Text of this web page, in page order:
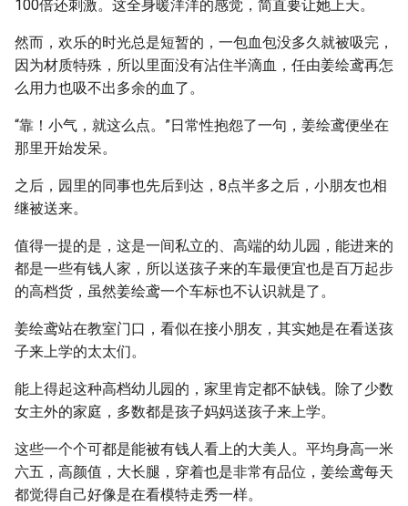
100倍还刺激。这全身暖洋洋的感觉，简直要让她上天。
然而，欢乐的时光总是短暂的，一包血包没多久就被吸完，
因为材质特殊，所以里面没有沾住半滴血，任由姜绘鸢再怎
么用力也吸不出多余的血了。
“靠！小气，就这么点。”日常性抱怨了一句，姜绘鸢便坐在
那里开始发呆。
之后，园里的同事也先后到达，8点半多之后，小朋友也相
继被送来。
值得一提的是，这是一间私立的、高端的幼儿园，能进来的
都是一些有钱人家，所以送孩子来的车最便宜也是百万起步
的高档货，虽然姜绘鸢一个车标也不认识就是了。
姜绘鸢站在教室门口，看似在接小朋友，其实她是在看送孩
子来上学的太太们。
能上得起这种高档幼儿园的，家里肯定都不缺钱。除了少数
女主外的家庭，多数都是孩子妈妈送孩子来上学。
这些一个个可都是能被有钱人看上的大美人。平均身高一米
六五，高颜值，大长腿，穿着也是非常有品位，姜绘鸢每天
都觉得自己好像是在看模特走秀一样。